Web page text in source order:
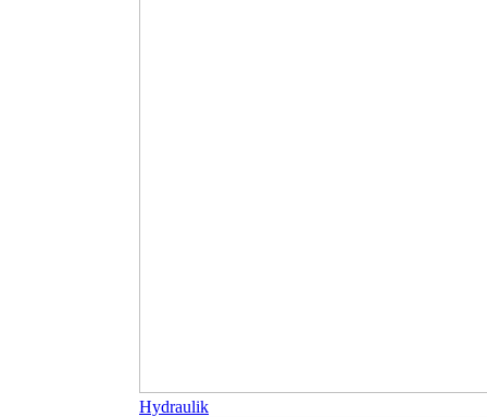
Hydraulik